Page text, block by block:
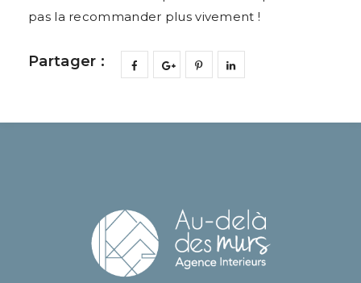
pas la recommander plus vivement !
Partager :